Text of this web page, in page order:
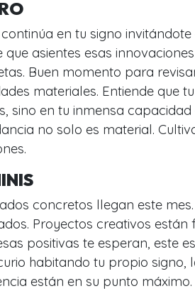
en tu signo
que asientes esas
Buen momento para
materiales. Entiende que
sino en tu inmensa
no solo es material.
concretos llegan este
Proyectos creativos
positivas te esperan, este
habitando tu propio signo,
están en su punto